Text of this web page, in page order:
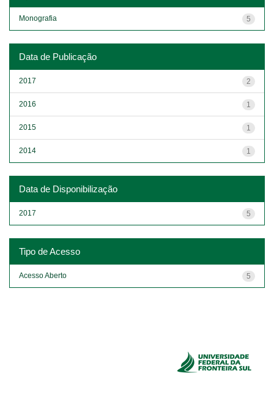
5
Monografia
Data de Publicação
2
2017
1
2016
1
2015
1
2014
Data de Disponibilização
5
2017
Tipo de Acesso
5
Acesso Aberto